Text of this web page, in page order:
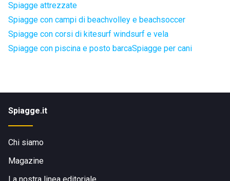
Spiagge attrezzate
Spiagge con campi di beachvolley e beachsoccer
Spiagge con corsi di kitesurf windsurf e vela
Spiagge con piscina e posto barcaSpiagge per cani
Spiagge.it
Chi siamo
Magazine